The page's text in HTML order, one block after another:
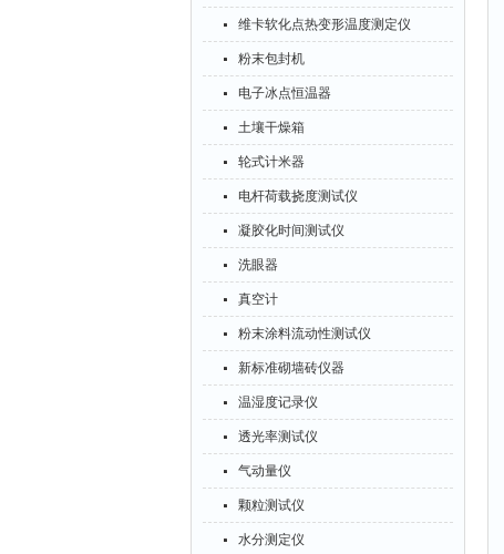
维卡软化点热变形温度测定仪
粉末包封机
电子冰点恒温器
土壤干燥箱
轮式计米器
电杆荷载挠度测试仪
凝胶化时间测试仪
洗眼器
真空计
粉末涂料流动性测试仪
新标准砌墙砖仪器
温湿度记录仪
透光率测试仪
气动量仪
颗粒测试仪
水分测定仪